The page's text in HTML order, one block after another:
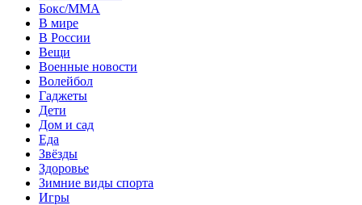
Бокс/MMA
В мире
В России
Вещи
Военные новости
Волейбол
Гаджеты
Дети
Дом и сад
Еда
Звёзды
Здоровье
Зимние виды спорта
Игры